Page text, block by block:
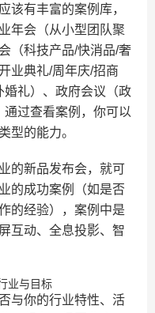
该有丰富的案例库，
年会（从小型团队聚
（科技产品/快消品/奢
业典礼/周年庆/招商
婚礼）、政府会议（政
过查看案例，你可以
型的能力。
的新品发布会，就可
的成功案例（如是否
的经验），案例中是
互动、全息投影、智
业与目标
与你的行业特性、活